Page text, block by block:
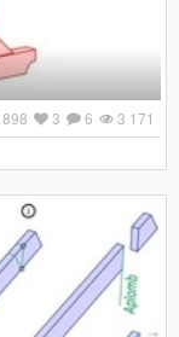
3 171
6
3
898